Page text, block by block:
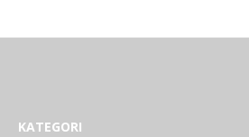
KATEGORI